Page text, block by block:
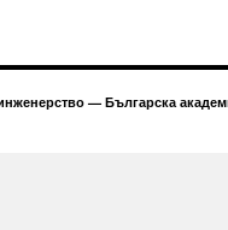
— Българска